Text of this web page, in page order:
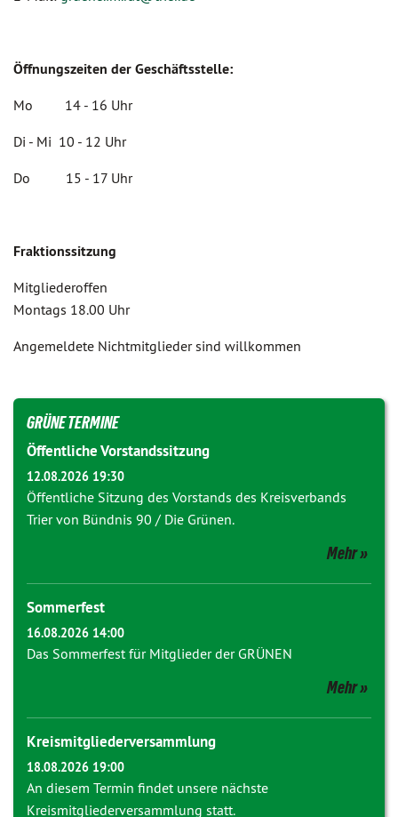
Öffnungszeiten der Geschäftsstelle:
Mo 14 - 16 Uhr
Di - Mi 10 - 12 Uhr
Do 15 - 17 Uhr
Fraktionssitzung
Mitgliederoffen
Montags 18.00 Uhr
Angemeldete Nichtmitglieder sind willkommen
GRÜNE TERMINE
Öffentliche Vorstandssitzung
12.08.2026 19:30
Öffentliche Sitzung des Vorstands des Kreisverbands
Trier von Bündnis 90 / Die Grünen.
Mehr
Sommerfest
16.08.2026 14:00
Das Sommerfest für Mitglieder der GRÜNEN
Mehr
Kreismitgliederversammlung
18.08.2026 19:00
An diesem Termin findet unsere nächste
Kreismitgliederversammlung statt.